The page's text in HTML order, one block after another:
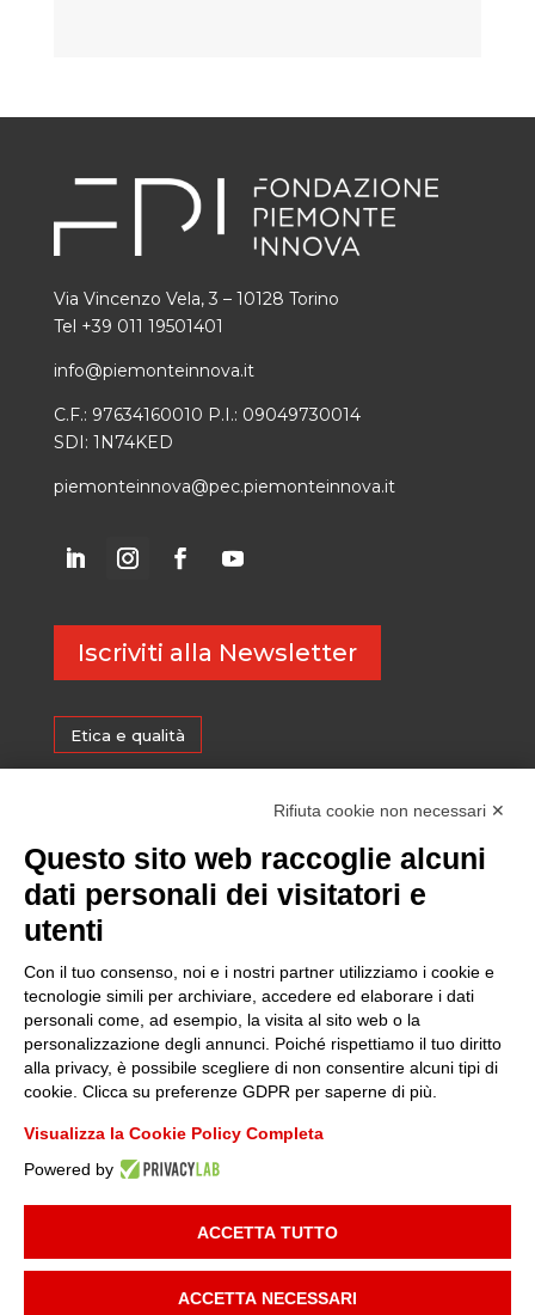
Via Vincenzo Vela, 3 – 10128 Torino
Tel +39 011 19501401
info@piemonteinnova.it
C.F.: 97634160010 P.I.: 09049730014
SDI: 1N74KED
piemonteinnova@pec.piemonteinnova.it
Iscriviti alla Newsletter
Etica e qualità
Sostenibilità
Media
Whistleblowing
INFORMATIVA PRIVACY
DEVELOPED BYMAILANDER
Rifiuta cookie non necessari ✕
Questo sito web raccoglie alcuni
dati personali dei visitatori e
utenti
Con il tuo consenso, noi e i nostri partner utilizziamo i cookie e
tecnologie simili per archiviare, accedere ed elaborare i dati
personali come, ad esempio, la visita al sito web o la
personalizzazione degli annunci. Poiché rispettiamo il tuo diritto
alla privacy, è possibile scegliere di non consentire alcuni tipi di
cookie. Clicca su preferenze GDPR per saperne di più.
Visualizza la Cookie Policy Completa
Powered by
ACCETTA TUTTO
ACCETTA NECESSARI